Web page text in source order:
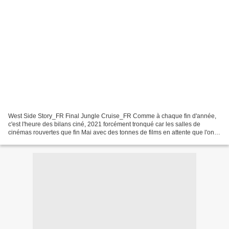
West Side Story_FR Final Jungle Cruise_FR Comme à chaque fin d'année,
c'est l'heure des bilans ciné, 2021 forcément tronqué car les salles de
cinémas rouvertes que fin Mai avec des tonnes de films en attente que l'on a